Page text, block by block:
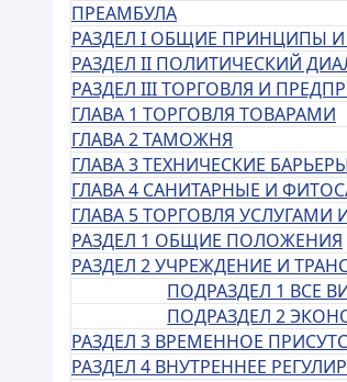
ПРЕАМБУЛА
РАЗДЕЛ I ОБЩИЕ ПРИНЦИПЫ
РАЗДЕЛ II ПОЛИТИЧЕСКИЙ
РАЗДЕЛ III ТОРГОВЛЯ И
ГЛАВА 1 ТОРГОВЛЯ ТОВАРАМИ
ГЛАВА 2 ТАМОЖНЯ
ГЛАВА 3 ТЕХНИЧЕСКИЕ
ГЛАВА 4 САНИТАРНЫЕ И
ГЛАВА 5 ТОРГОВЛЯ УСЛУГАМИ
РАЗДЕЛ 1 ОБЩИЕ ПОЛОЖЕНИЯ
РАЗДЕЛ 2 УЧРЕЖДЕНИЕ И
ПОДРАЗДЕЛ 1 ВСЕ
ПОДРАЗДЕЛ 2
РАЗДЕЛ 3 ВРЕМЕННОЕ
РАЗДЕЛ 4 ВНУТРЕННЕЕ